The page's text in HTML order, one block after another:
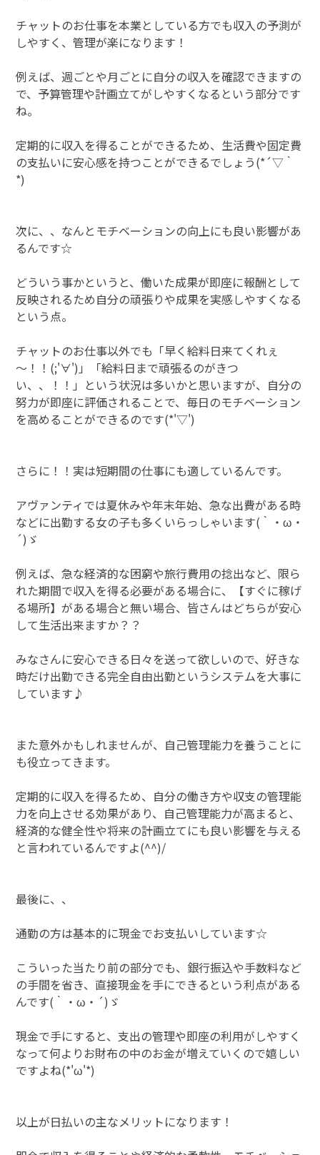
チャットのお仕事を本業としている方でも収入の予測が
しやすく、管理が楽になります！
例えば、週ごとや月ごとに自分の収入を確認できますの
で、予算管理や計画立てがしやすくなるという部分です
ね。
定期的に収入を得ることができるため、生活費や固定費
の支払いに安心感を持つことができるでしょう(*´▽｀
*)
次に、、なんとモチベーションの向上にも良い影響があ
るんです☆
どういう事かというと、働いた成果が即座に報酬として
反映されるため自分の頑張りや成果を実感しやすくなる
という点。
チャットのお仕事以外でも「早く給料日来てくれぇ
～！！(;'∀')」「給料日まで頑張るのがきつ
い、、！！」という状況は多いかと思いますが、自分の
努力が即座に評価されることで、毎日のモチベーション
を高めることができるのです(*'▽')
さらに！！実は短期間の仕事にも適しているんです。
アヴァンティでは夏休みや年末年始、急な出費がある時
などに出勤する女の子も多くいらっしゃいます(｀・ω・
´)ゞ
例えば、急な経済的な困窮や旅行費用の捻出など、限ら
れた期間で収入を得る必要がある場合に、【すぐに稼げ
る場所】がある場合と無い場合、皆さんはどちらが安心
して生活出来ますか？？
みなさんに安心できる日々を送って欲しいので、好きな
時だけ出勤できる完全自由出勤というシステムを大事に
しています♪
また意外かもしれませんが、自己管理能力を養うことに
も役立ってきます。
定期的に収入を得るため、自分の働き方や収支の管理能
力を向上させる効果があり、自己管理能力が高まると、
経済的な健全性や将来の計画立てにも良い影響を与える
と言われているんですよ(^^)/
最後に、、
通勤の方は基本的に現金でお支払いしています☆
こういった当たり前の部分でも、銀行振込や手数料など
の手間を省き、直接現金を手にできるという利点がある
んです(｀・ω・´)ゞ
現金で手にすると、支出の管理や即座の利用がしやすく
なって何よりお財布の中のお金が増えていくので嬉しい
ですよね(*'ω'*)
以上が日払いの主なメリットになります！